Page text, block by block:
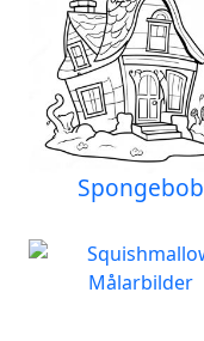
Spongebob